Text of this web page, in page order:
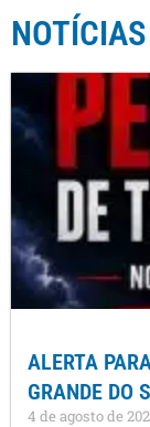
ALERTA
GRANDE DO
4 de agosto de